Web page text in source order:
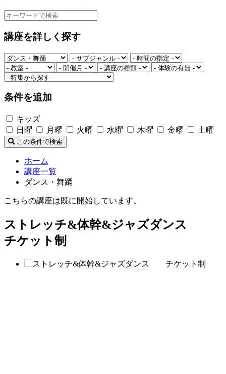
講座を詳しく探す
条件を追加
キッズ
日曜
月曜 火曜 水曜 木曜 金曜 土曜
この条件で検索
ホーム
講座一覧
ダンス・舞踊
こちらの講座は既に開始しています。
ストレッチ&体幹&ジャズダンス
チケット制